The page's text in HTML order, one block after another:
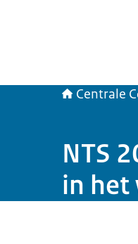
Centrale
NTS
in het